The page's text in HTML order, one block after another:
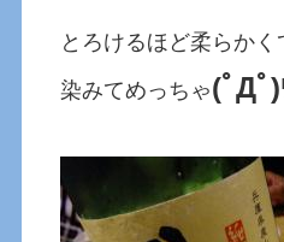
とろけるほど柔らか
染みてめっちゃ(ﾟДﾟ)